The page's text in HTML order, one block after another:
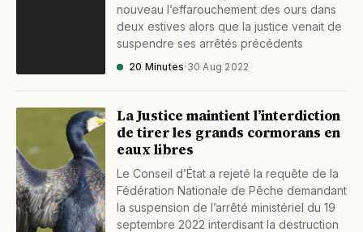
nouveau l’effarouchement des ours dans
deux estives alors que la justice venait de
suspendre ses arrêtés précédents
20 Minutes· 30 Aug 2022
La Justice maintient l’interdiction
de tirer les grands cormorans en
eaux libres
Le Conseil d’État a rejeté la requête de la
Fédération Nationale de Pêche demandant
la suspension de l’arrêté ministériel du 19
septembre 2022 interdisant la destruction